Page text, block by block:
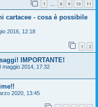
1 8 9 10 11
cartacee - cosa è possibile
2016, 12:18
1 2
IMPORTANTE!
maggio 2014, 17:32
2020, 13:45